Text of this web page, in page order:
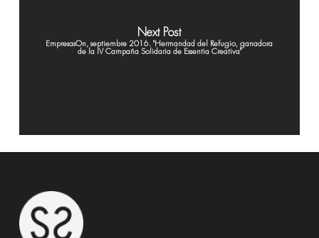
Next Post
EmpresasOn, septiembre 2016. "Hermandad del Refugio, ganadora
de la IV Campaña Solidaria de Essentia Creativa"